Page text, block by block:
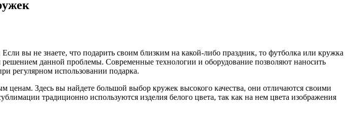
вы не знаете, что подарить своим близким на какой-либо праздник, то футболка или кружка
данной проблемы. Современные технологии и оборудование позволяют наносить
регулярном использовании подарка.
Здесь вы найдете большой выбор кружек высокого качества, они отличаются своими
традиционно используются изделия белого цвета, так как на нем цвета изображения